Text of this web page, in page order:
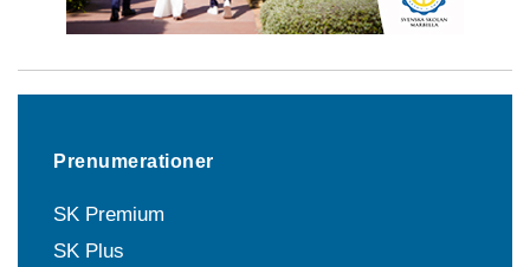
Prenumerationer
SK Premium
SK Plus